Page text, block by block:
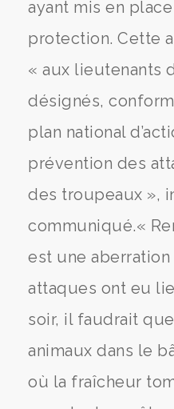
ayant mis en
protection. Cette
« aux lieutenants
désignés,
plan national
prévention des
des troupeaux »,
communiqué.«
est une aberration
attaques ont eu
soir, il faudrait
animaux dans le
où la fraîcheur